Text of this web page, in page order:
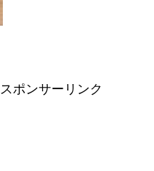
スポンサーリンク